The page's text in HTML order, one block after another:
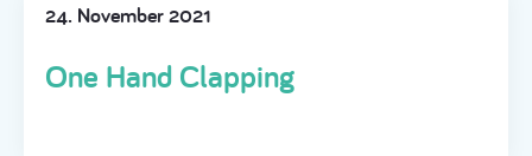
24. November 2021
One Hand Clapping